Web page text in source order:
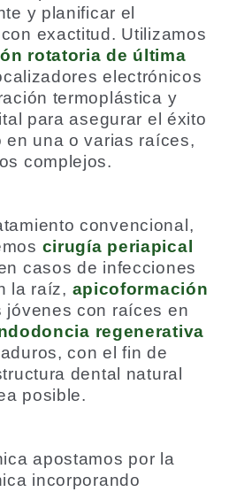
y planificar el
exactitud. Utilizamos
rotatoria de última
electrónicos
termoplástica y
para asegurar el éxito
en una o varias raíces,
complejos.
convencional,
cirugía periapical
casos de infecciones
la raíz, apicoformación
jóvenes con raíces en
regenerativa
con el fin de
dental natural
posible.
apostamos por la
incorporando